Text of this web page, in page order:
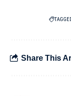
Share This